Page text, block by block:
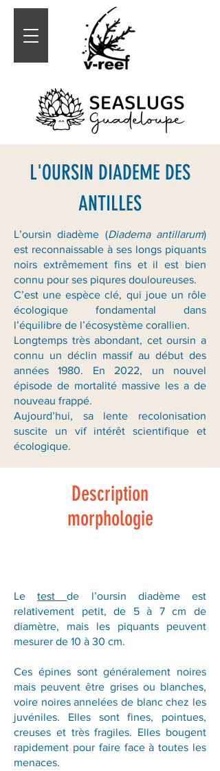
L'OURSIN DIADEME DES
ANTILLES
L’oursin diadème (Diadema antillarum)
est reconnaissable à ses longs piquants
noirs extrêmement fins et il est bien
connu pour ses piqures douloureuses.
C’est une espèce clé, qui joue un rôle
écologique fondamental dans
l’équilibre de l’écosystème corallien.
Longtemps très abondant, cet oursin a
connu un déclin massif au début des
années 1980. En 2022, un nouvel
épisode de mortalité massive les a de
nouveau frappé.
Aujourd’hui, sa lente recolonisation
suscite un vif intérêt scientifique et
écologique.
Description
morphologie
Letestde l’oursin diadème est
relativement petit, de 5 à 7 cm de
diamètre, mais les piquants peuvent
mesurer de 10 à 30 cm.
Ces épines sont généralement noires
mais peuvent être grises ou blanches,
voire noires annelées de blanc chez les
juvéniles. Elles sont fines, pointues,
creuses et très fragiles. Elles bougent
rapidement pour faire face à toutes les
menaces.